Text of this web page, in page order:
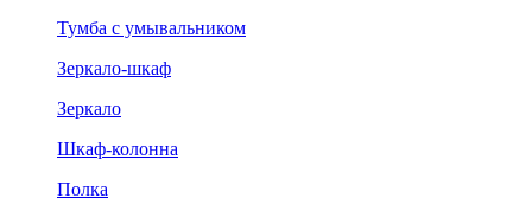
Тумба с умывальником
Зеркало-шкаф
Зеркало
Шкаф-колонна
Полка